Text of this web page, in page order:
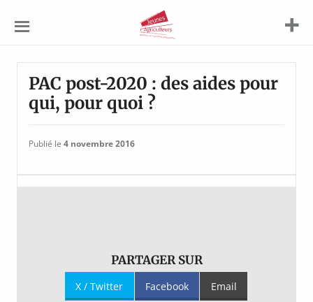
Agriculteurs
PAC post-2020 : des aides pour
qui, pour quoi ?
Publié le 4 novembre 2016
PARTAGER SUR
X / Twitter Facebook Email